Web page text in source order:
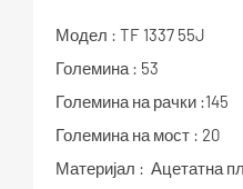
Модел : TF 1337 55J
Големина : 53
Големина на рачки :145
Големина на мост : 20
Материјал : Ацетатна